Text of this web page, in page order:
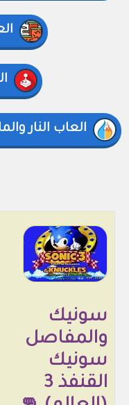
العاب النار
سونيك
والمفاصل
سونيك
القنفذ 3